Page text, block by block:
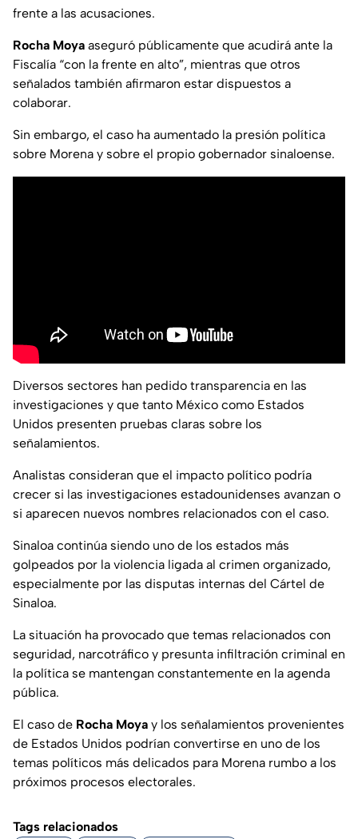
frente a las acusaciones.
Rocha Moya aseguró públicamente que acudirá ante la
Fiscalía “con la frente en alto”, mientras que otros
señalados también afirmaron estar dispuestos a
colaborar.
Sin embargo, el caso ha aumentado la presión política
sobre Morena y sobre el propio gobernador sinaloense.
Diversos sectores han pedido transparencia en las
investigaciones y que tanto México como Estados
Unidos presenten pruebas claras sobre los
señalamientos.
Analistas consideran que el impacto político podría
crecer si las investigaciones estadounidenses avanzan o
si aparecen nuevos nombres relacionados con el caso.
Sinaloa continúa siendo uno de los estados más
golpeados por la violencia ligada al crimen organizado,
especialmente por las disputas internas del Cártel de
Sinaloa.
La situación ha provocado que temas relacionados con
seguridad, narcotráfico y presunta infiltración criminal en
la política se mantengan constantemente en la agenda
pública.
El caso de Rocha Moya y los señalamientos provenientes
de Estados Unidos podrían convertirse en uno de los
temas políticos más delicados para Morena rumbo a los
próximos procesos electorales.
Tags relacionados